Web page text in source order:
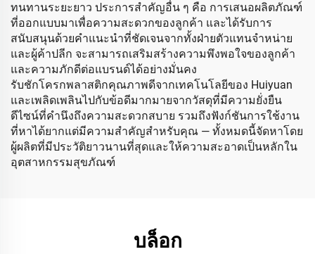
ทนทานระยะยาว ประการสำคัญอื่น ๆ คือ การเสนอผลิตภัณฑ์
ที่ออกแบบมาเพื่อความสะดวกของลูกค้า และได้รับการ
สนับสนุนด้วยคำแนะนำที่ชัดเจนจากทั้งฝ่ายตัวแทนจำหน่าย
และผู้ค้าปลีก จะสามารถเสริมสร้างความพึงพอใจของลูกค้า
และความภักดีต่อแบรนด์ได้อย่างมั่นคง
รับชักโครกพลาสติกคุณภาพดีจากเทคโนโลยีของ Huiyuan
และเพลิดเพลินไปกับข้อดีมากมายจากวัสดุที่มีความยั่งยืน
ดีไซน์ที่คำนึงถึงความสะดวกสบาย รวมถึงฟังก์ชันการใช้งาน
ที่หาได้ยากแต่มีความสำคัญสำหรับคุณ — ทั้งหมดนี้จัดหาโดย
ผู้ผลิตที่มีประวัติยาวนานที่สุดและให้ความสะอาดเป็นหลักใน
อุตสาหกรรมสุขภัณฑ์
บล็อก